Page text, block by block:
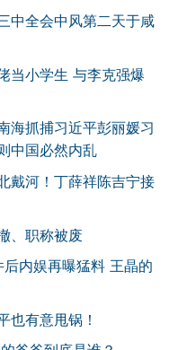
中全会中风第二天于咸
当小学生 与李克强爆
海抓捕习近平彭丽媛习
中国必然内乱
戴河！丁薛祥陈吉宁接
、职称被废
内娱再曝猛料 王晶的
也有意甩锅！